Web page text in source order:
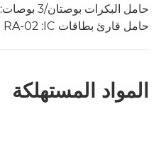
حامل البكرات بوصتان/‏3 بوصات: RH2-35
حامل قارئ بطاقات IC‏: RA-02
المواد المستهلكة